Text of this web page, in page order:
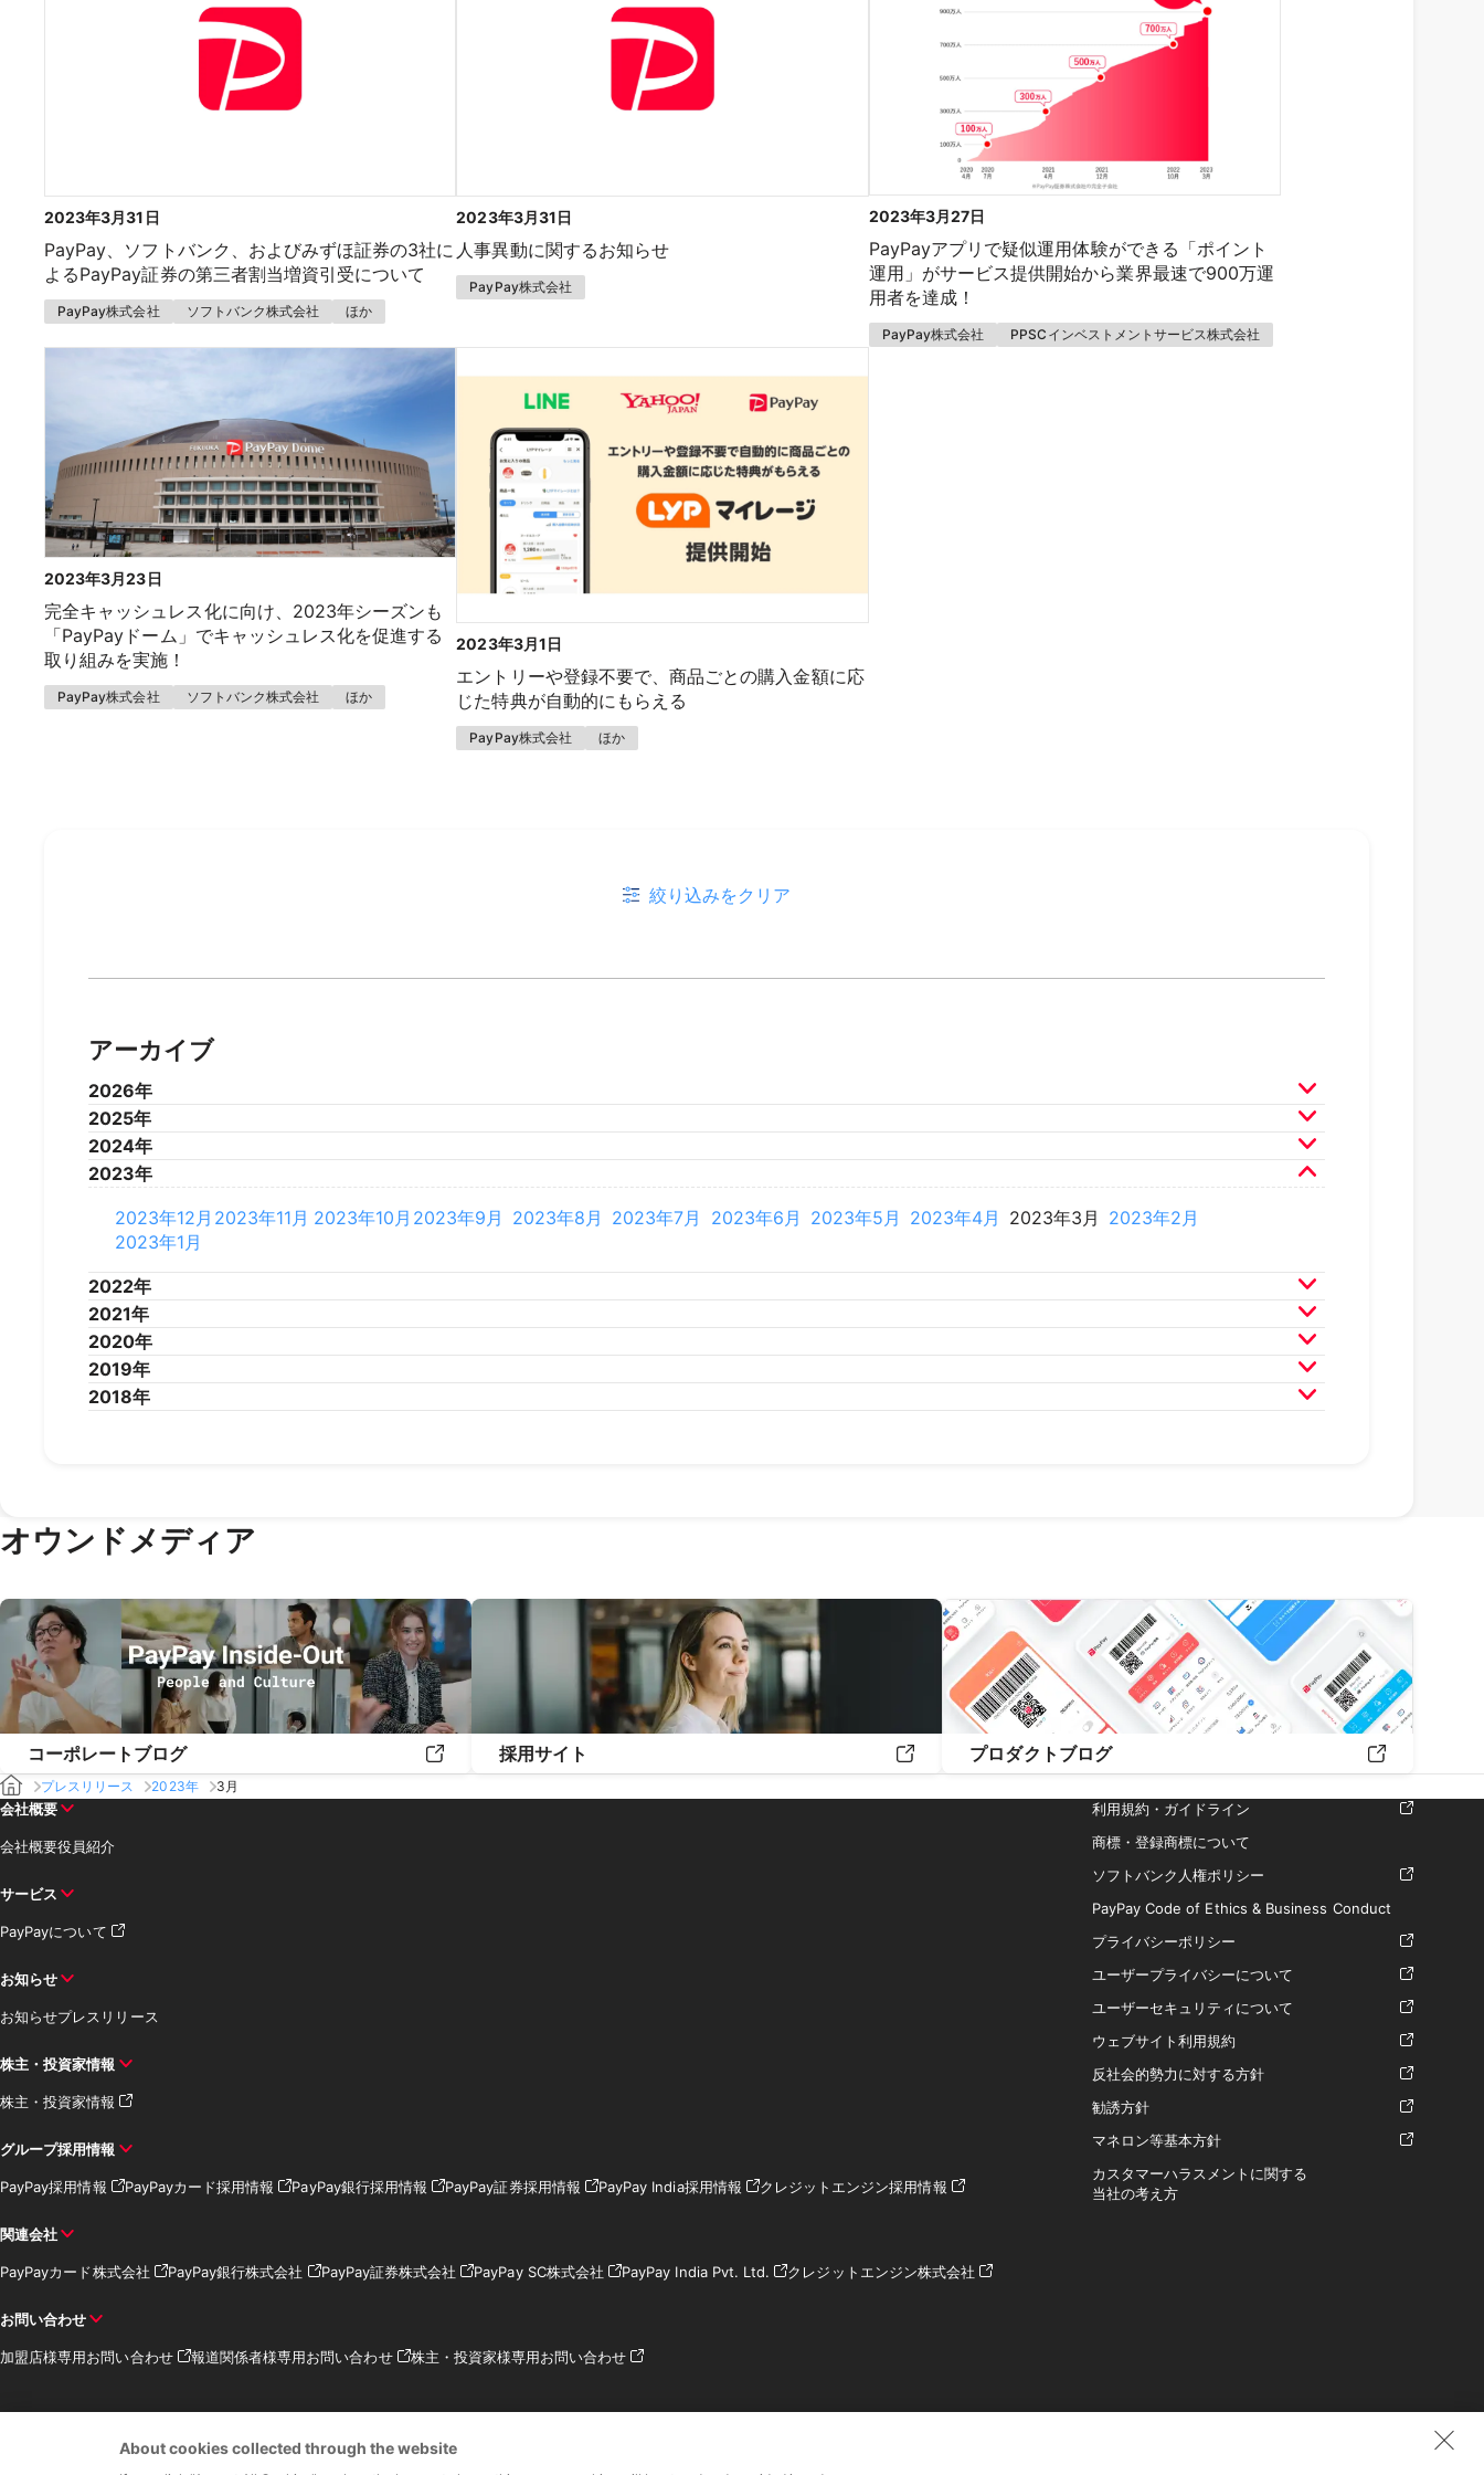
2023年3月31日
PayPay、ソフトバンク、およびみずほ証券の3社に
よるPayPay証券の第三者割当増資引受について
PayPay株式会社 ソフトバンク株式会社 ほか
2023年3月31日
人事異動に関するお知らせ
PayPay株式会社
2023年3月27日
PayPayアプリで疑似運用体験ができる「ポイント
運用」がサービス提供開始から業界最速で900万運
用者を達成！
PayPay株式会社 PPSCインベストメントサービス株式会社
2023年3月23日
完全キャッシュレス化に向け、2023年シーズンも
「PayPayドーム」でキャッシュレス化を促進する
取り組みを実施！
PayPay株式会社 ソフトバンク株式会社 ほか
2023年3月1日
エントリーや登録不要で、商品ごとの購入金額に応
じた特典が自動的にもらえる
PayPay株式会社 ほか
絞り込みをクリア
アーカイブ
2026年
2026年7月 2026年6月 2026年5月 2026年4月 2026年3月 2026年2月
2025年
2025年12月2025年11月2025年10月2025年9月 2025年8月 2025年7月 2025年6月 2025年5月 2025年4月 2025年3月 2025年2月
2025年1月
2024年
2024年12月2024年11月 2024年10月2024年9月 2024年8月 2024年7月 2024年6月 2024年5月 2024年4月 2024年3月
2024年2月
2024年1月
2023年
2023年12月 2023年11月 2023年10月 2023年9月 2023年8月 2023年7月 2023年6月 2023年5月 2023年4月 2023年3月 2023年2月
2023年1月
2022年
2022年12月2022年11月2022年10月2022年9月 2022年8月 2022年7月 2022年6月 2022年5月 2022年4月 2022年3月 2022年2月
2022年1月
2021年
2021年12月2021年11月 2021年10月2021年9月 2021年8月 2021年7月 2021年6月 2021年5月 2021年4月 2021年3月 2021年2月
2021年1月
2020年
2020年12月2020年11月2020年10月2020年9月 2020年8月 2020年7月 2020年6月 2020年5月 2020年4月 2020年3月 2020年2月
2020年1月
2019年
2019年12月2019年11月 2019年10月2019年9月 2019年8月 2019年7月 2019年6月 2019年5月 2019年4月 2019年3月 2019年2月
2018年
オウンドメディア
コーポレートブログ 採用サイト プロダクトブログ
プレスリリース 2023年 3月
会社概要
会社概要役員紹介
サービス
PayPayについて
お知らせ
お知らせプレスリリース
株主・投資家情報
株主・投資家情報
グループ採用情報
PayPay採用情報 PayPayカード採用情報 PayPay銀行採用情報 PayPay証券採用情報 PayPay India採用情報 クレジットエンジン採用情報
関連会社
PayPayカード株式会社 PayPay銀行株式会社 PayPay証券株式会社 PayPay SC株式会社 PayPay India Pvt. Ltd. クレジットエンジン株式会社
お問い合わせ
加盟店様専用お問い合わせ 報道関係者様専用お問い合わせ 株主・投資家様専用お問い合わせ
利用規約・ガイドライン
商標・登録商標について
ソフトバンク人権ポリシー
PayPay Code of Ethics & Business Conduct
プライバシーポリシー
ユーザープライバシーについて
ユーザーセキュリティについて
ウェブサイト利用規約
反社会的勢力に対する方針
勧誘方針
マネロン等基本方針
カスタマーハラスメントに関する
当社の考え方
About cookies collected through the website